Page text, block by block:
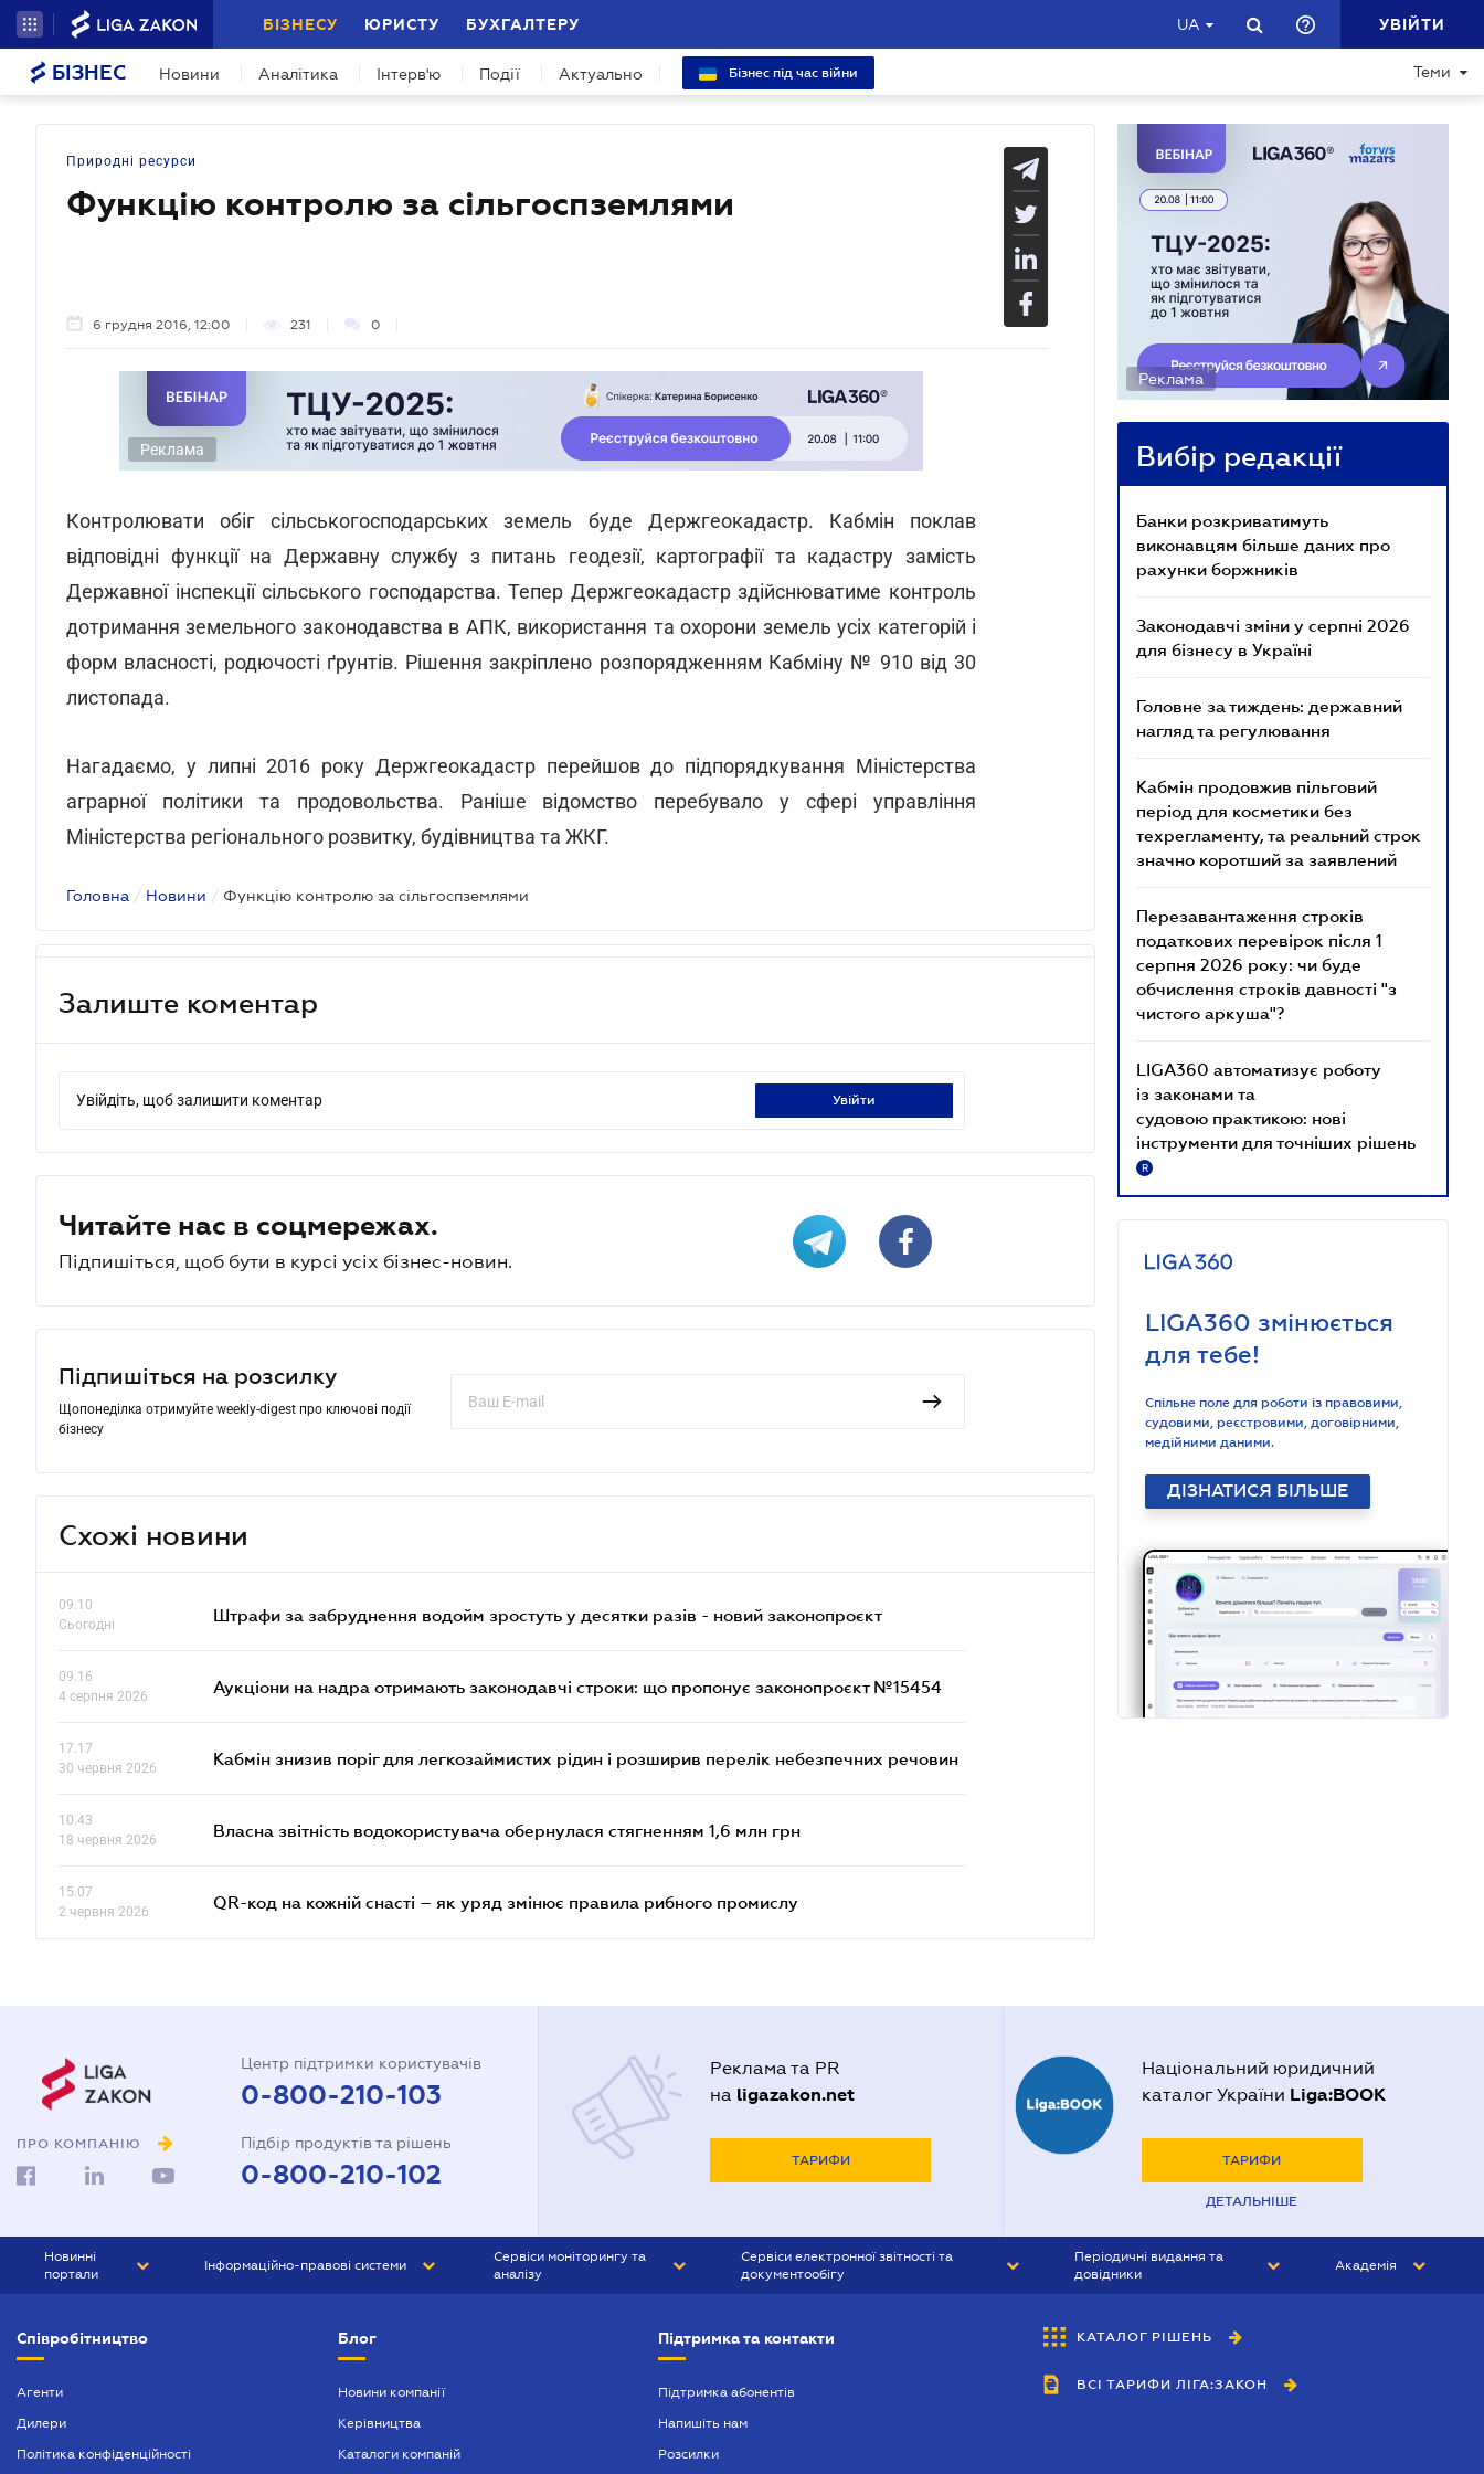
БІЗНЕСУ ЮРИСТУ БУХГАЛТЕРУ UA УВІЙТИ
БІЗНЕС Новини Аналітика Інтерв'ю Події Актуально Бізнес під час війни Теми
Природні ресурси
Функцію контролю за сільгоспземлями
6 грудня 2016, 12:00 231 0
Реклама
Контролювати обіг сільськогосподарських земель буде Держгеокадастр. Кабмін поклав
відповідні функції на Державну службу з питань геодезії, картографії та кадастру замість
Державної інспекції сільського господарства. Тепер Держгеокадастр здійснюватиме контроль
дотримання земельного законодавства в АПК, використання та охорони земель усіх категорій і
форм власності, родючості ґрунтів. Рішення закріплено розпорядженням Кабміну № 910 від 30
листопада.
Нагадаємо, у липні 2016 року Держгеокадастр перейшов до підпорядкування Міністерства
аграрної політики та продовольства. Раніше відомство перебувало у сфері управління
Міністерства регіонального розвитку, будівництва та ЖКГ.
Головна / Новини / Функцію контролю за сільгоспземлями
Залиште коментар
Увійдіть, щоб залишити коментар увійти
Читайте нас в соцмережах.
Підпишіться, щоб бути в курсі усіх бізнес-новин.
Підпишіться на розсилку
Щопонеділка отримуйте weekly-digest про ключові події
бізнесу
Схожі новини
09.10
Сьогодні
Штрафи за забруднення водойм зростуть у десятки разів - новий законопроєкт
09.16
4 серпня 2026
Аукціони на надра отримають законодавчі строки: що пропонує законопроєкт №15454
17.17
30 червня 2026
Кабмін знизив поріг для легкозаймистих рідин і розширив перелік небезпечних речовин
10.43
18 червня 2026
Власна звітність водокористувача обернулася стягненням 1,6 млн грн
15.07
2 червня 2026
QR-код на кожній снасті – як уряд змінює правила рибного промислу
Реклама
Вибір редакції
Банки розкриватимуть
виконавцям більше даних про
рахунки боржників
Законодавчі зміни у серпні 2026
для бізнесу в Україні
Головне за тиждень: державний
нагляд та регулювання
Кабмін продовжив пільговий
період для косметики без
техрегламенту, та реальний строк
значно коротший за заявлений
Перезавантаження строків
податкових перевірок після 1
серпня 2026 року: чи буде
обчислення строків давності "з
чистого аркуша"?
LIGA360 автоматизує роботу
із законами та
судовою практикою: нові
інструменти для точніших рішень
R
LIGA360 змінюється
для тебе!
Спільне поле для роботи із правовими,
судовими, реєстровими, договірними,
медійними даними.
ДІЗНАТИСЯ БІЛЬШЕ
ПРО КОМПАНІЮ
Центр підтримки користувачів
0-800-210-103
Підбір продуктів та рішень
0-800-210-102
Реклама та PR
на ligazakon.net
ТАРИФИ
Національний юридичний
каталог України Liga:BOOK
ТАРИФИ
ДЕТАЛЬНІШЕ
Новинні
портали
БІЗНЕС
Інформаційно-правові системи
БУХГАЛТЕР ПРОФ
Сервіси моніторингу та
аналізу
Сервіси електронної звітності та
документообігу
Періодичні видання та
довідники
БУХГАЛТЕР&ЗАКОН
ВІСНИК МСФЗ
Академія
Співробітництво
Агенти
Дилери
Політика конфіденційності
Блог
Новини компанії
Керівництва
Каталоги компаній
Підтримка та контакти
Підтримка абонентів
Напишіть нам
Розсилки
КАТАЛОГ РІШЕНЬ
ВСІ ТАРИФИ ЛІГА:ЗАКОН